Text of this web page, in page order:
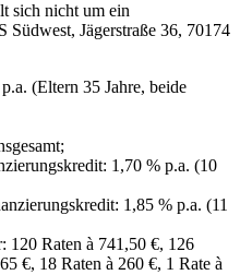
sich nicht um ein
Jägerstraße 36, 70174
(Eltern 35 Jahre, beide
1,70 % p.a. (10
1,85 % p.a. (11
120 Raten à 741,50 €, 126
€, 18 Raten à 260 €, 1 Rate à